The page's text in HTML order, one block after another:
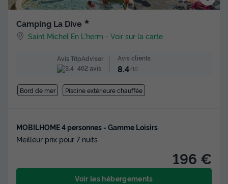
Camping La Dive ★
Saint Michel En L'herm -Voir sur la carte
Avis TripAdvisor
462 avis
Avis clients
8.4/10
Bord de mer Piscine extérieure chauffée
MOBILHOME 4 personnes - Gamme Loisirs
Meilleur prix pour 7 nuits
196 €
Voir les hébergements